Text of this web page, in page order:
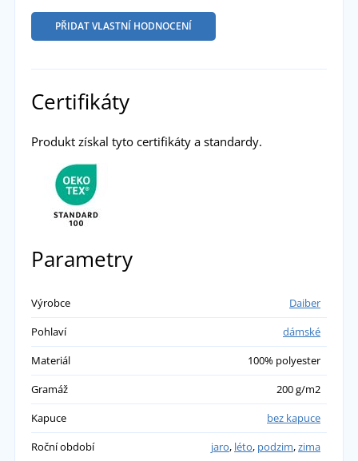
PŘIDAT VLASTNÍ HODNOCENÍ
Certifikáty
Produkt získal tyto certifikáty a standardy.
Parametry
Výrobce
Daiber
Pohlaví
dámské
Materiál
100% polyester
Gramáž
200 g/m2
Kapuce
bez kapuce
Roční období
jaro, léto, podzim,zima